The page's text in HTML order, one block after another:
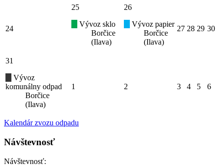
24
25
Vývoz sklo
Borčice
(Ilava)
26
Vývoz papier
Borčice
(Ilava)
27 28 29 30
31
Vývoz
komunálny odpad
Borčice
(Ilava)
1 2 3 4 5 6
Kalendár zvozu odpadu
Návštevnosť
Návštevnosť: